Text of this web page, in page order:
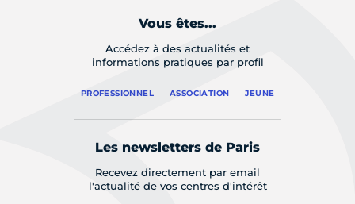
Vous êtes...
Accédez à des actualités et
informations pratiques par profil
PROFESSIONNEL ASSOCIATION JEUNE
Les newsletters de Paris
Recevez directement par email
l'actualité de vos centres d'intérêt